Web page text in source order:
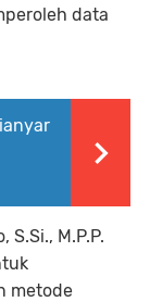
data
M.P.P.
metode